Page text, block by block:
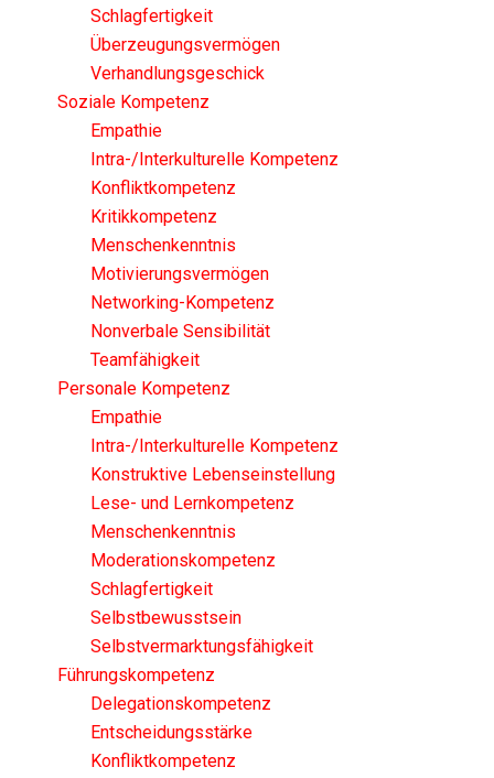
Schlagfertigkeit
Überzeugungsvermögen
Verhandlungsgeschick
Soziale Kompetenz
Empathie
Intra-/Interkulturelle Kompetenz
Konfliktkompetenz
Kritikkompetenz
Menschenkenntnis
Motivierungsvermögen
Networking-Kompetenz
Nonverbale Sensibilität
Teamfähigkeit
Personale Kompetenz
Empathie
Intra-/Interkulturelle Kompetenz
Konstruktive Lebenseinstellung
Lese- und Lernkompetenz
Menschenkenntnis
Moderationskompetenz
Schlagfertigkeit
Selbstbewusstsein
Selbstvermarktungsfähigkeit
Führungskompetenz
Delegationskompetenz
Entscheidungsstärke
Konfliktkompetenz